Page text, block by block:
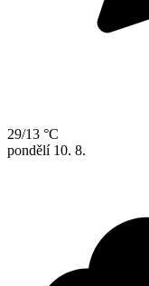
29/13 °C
pondělí 10. 8.